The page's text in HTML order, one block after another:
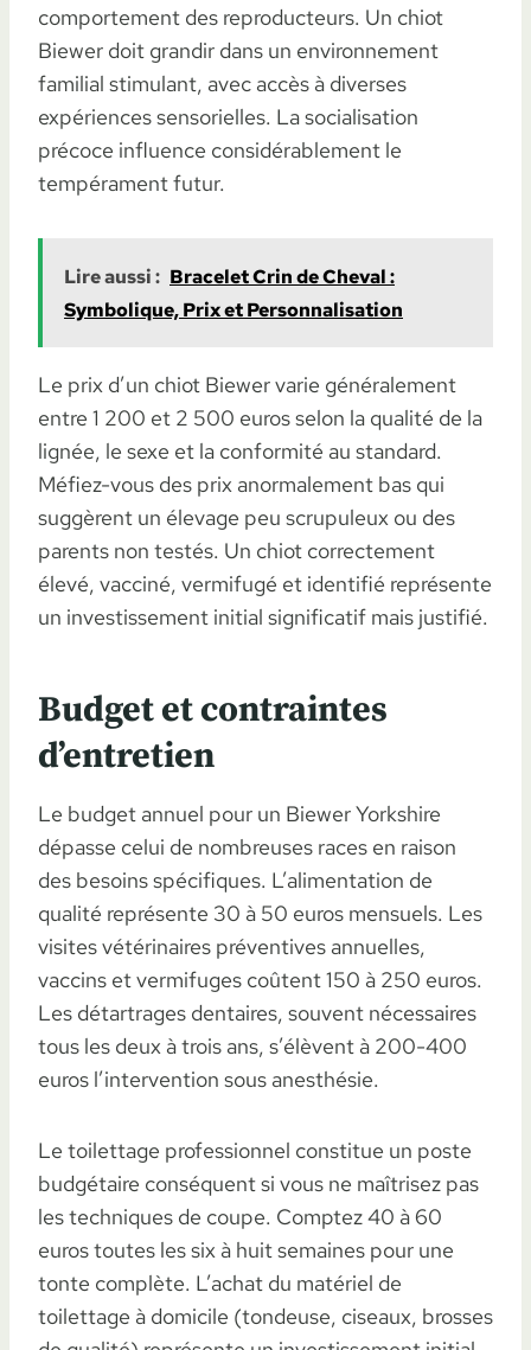
comportement des reproducteurs. Un chiot
Biewer doit grandir dans un environnement
familial stimulant, avec accès à diverses
expériences sensorielles. La socialisation
précoce influence considérablement le
tempérament futur.
Lire aussi : Bracelet Crin de Cheval :
Symbolique, Prix et Personnalisation
Le prix d’un chiot Biewer varie généralement
entre 1 200 et 2 500 euros selon la qualité de la
lignée, le sexe et la conformité au standard.
Méfiez-vous des prix anormalement bas qui
suggèrent un élevage peu scrupuleux ou des
parents non testés. Un chiot correctement
élevé, vacciné, vermifugé et identifié représente
un investissement initial significatif mais justifié.
Budget et contraintes
d’entretien
Le budget annuel pour un Biewer Yorkshire
dépasse celui de nombreuses races en raison
des besoins spécifiques. L’alimentation de
qualité représente 30 à 50 euros mensuels. Les
visites vétérinaires préventives annuelles,
vaccins et vermifuges coûtent 150 à 250 euros.
Les détartrages dentaires, souvent nécessaires
tous les deux à trois ans, s’élèvent à 200-400
euros l’intervention sous anesthésie.
Le toilettage professionnel constitue un poste
budgétaire conséquent si vous ne maîtrisez pas
les techniques de coupe. Comptez 40 à 60
euros toutes les six à huit semaines pour une
tonte complète. L’achat du matériel de
toilettage à domicile (tondeuse, ciseaux, brosses